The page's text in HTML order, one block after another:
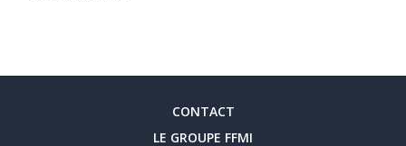
CONTACT
LE GROUPE FFMI